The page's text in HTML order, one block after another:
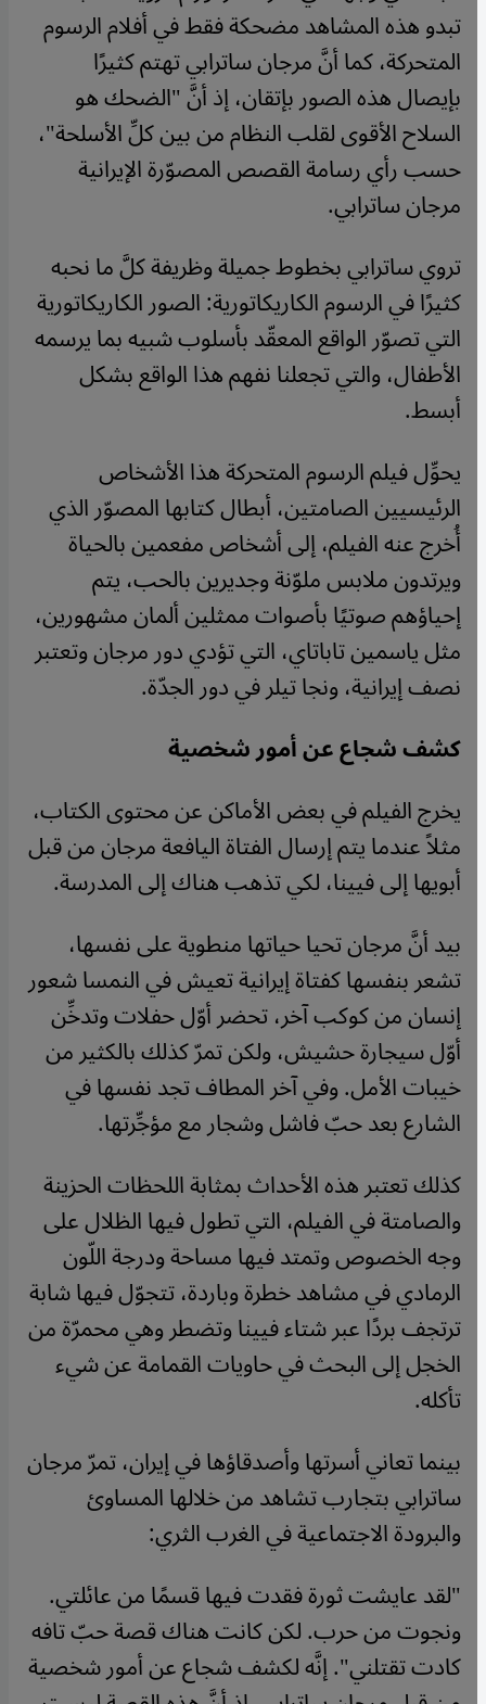
تبدو هذه المشاهد مضحكة فقط في أفلام الرسوم
المتحركة، كما أنَّ مرجان ساترابي تهتم كثيرًا
بإيصال هذه الصور بإتقان، إذ أنَّ "الضحك هو
السلاح الأقوى لقلب النظام من بين كلِّ الأسلحة"،
حسب رأي رسامة القصص المصوّرة الإيرانية
مرجان ساترابي.
تروي ساترابي بخطوط جميلة وظريفة كلَّ ما نحبه
كثيرًا في الرسوم الكاريكاتورية: الصور الكاريكاتورية
التي تصوّر الواقع المعقّد بأسلوب شبيه بما يرسمه
الأطفال، والتي تجعلنا نفهم هذا الواقع بشكل
أبسط.
يحوِّل فيلم الرسوم المتحركة هذا الأشخاص
الرئيسيين الصامتين، أبطال كتابها المصوّر الذي
أُخرج عنه الفيلم، إلى أشخاص مفعمين بالحياة
ويرتدون ملابس ملوّنة وجديرين بالحب، يتم
إحياؤهم صوتيًا بأصوات ممثلين ألمان مشهورين،
مثل ياسمين تاباتاي، التي تؤدي دور مرجان وتعتبر
نصف إيرانية، ونجا تيلر في دور الجدّة.
كشف شجاع عن أمور شخصية
يخرج الفيلم في بعض الأماكن عن محتوى الكتاب،
مثلاً عندما يتم إرسال الفتاة اليافعة مرجان من قبل
أبويها إلى فيينا، لكي تذهب هناك إلى المدرسة.
بيد أنَّ مرجان تحيا حياتها منطوية على نفسها،
تشعر بنفسها كفتاة إيرانية تعيش في النمسا شعور
إنسان من كوكب آخر، تحضر أوّل حفلات وتدخِّن
أوّل سيجارة حشيش، ولكن تمرّ كذلك بالكثير من
خيبات الأمل. وفي آخر المطاف تجد نفسها في
الشارع بعد حبّ فاشل وشجار مع مؤجِّرتها.
​​كذلك تعتبر هذه الأحداث بمثابة اللحظات الحزينة
والصامتة في الفيلم، التي تطول فيها الظلال على
وجه الخصوص وتمتد فيها مساحة ودرجة اللّون
الرمادي في مشاهد خطرة وباردة، تتجوّل فيها شابة
ترتجف بردًا عبر شتاء فيينا وتضطر وهي محمرّة من
الخجل إلى البحث في حاويات القمامة عن شيء
تأكله.
بينما تعاني أسرتها وأصدقاؤها في إيران، تمرّ مرجان
ساترابي بتجارب تشاهد من خلالها المساوئ
والبرودة الاجتماعية في الغرب الثري:
"لقد عايشت ثورة فقدت فيها قسمًا من عائلتي.
ونجوت من حرب. لكن كانت هناك قصة حبّ تافه
كادت تقتلني". إنَّه لكشف شجاع عن أمور شخصية